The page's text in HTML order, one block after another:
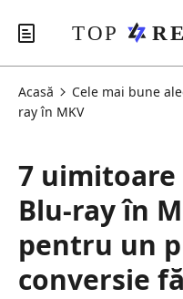
Acasă Cele mai bune
ray în MKV
7
Blu-ray în
pentru un
conversie